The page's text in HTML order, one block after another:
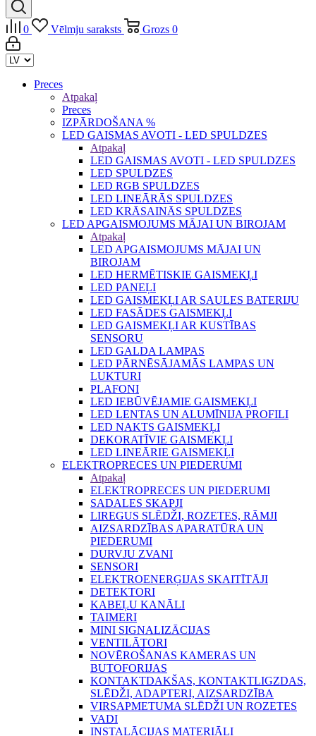
0 Vēlmju saraksts Grozs 0
Preces
Atpakaļ
Preces
IZPĀRDOŠANA %
LED GAISMAS AVOTI - LED SPULDZES
Atpakaļ
LED GAISMAS AVOTI - LED SPULDZES
LED SPULDZES
LED RGB SPULDZES
LED LINEĀRĀS SPULDZES
LED KRĀSAINĀS SPULDZES
LED APGAISMOJUMS MĀJAI UN BIROJAM
Atpakaļ
LED APGAISMOJUMS MĀJAI UN
BIROJAM
LED HERMĒTISKIE GAISMEKĻI
LED PANEĻI
LED GAISMEKĻI AR SAULES BATERIJU
LED FASĀDES GAISMEKĻI
LED GAISMEKĻI AR KUSTĪBAS
SENSORU
LED GALDA LAMPAS
LED PĀRNĒSĀJAMĀS LAMPAS UN
LUKTURI
PLAFONI
LED IEBŪVĒJAMIE GAISMEKĻI
LED LENTAS UN ALUMĪNIJA PROFILI
LED NAKTS GAISMEKĻI
DEKORATĪVIE GAISMEKĻI
LED LINEĀRIE GAISMEKĻI
ELEKTROPRECES UN PIEDERUMI
Atpakaļ
ELEKTROPRECES UN PIEDERUMI
SADALES SKAPJI
LIREGUS SLĒDŽI, ROZETES, RĀMJI
AIZSARDZĪBAS APARATŪRA UN
PIEDERUMI
DURVJU ZVANI
SENSORI
ELEKTROENERĢIJAS SKAITĪTĀJI
DETEKTORI
KABEĻU KANĀLI
TAIMERI
MINI SIGNALIZĀCIJAS
VENTILĀTORI
NOVĒROŠANAS KAMERAS UN
BUTOFORIJAS
KONTAKTDAKŠAS, KONTAKTLIGZDAS,
SLĒDŽI, ADAPTERI, AIZSARDZĪBA
VIRSAPMETUMA SLĒDŽI UN ROZETES
VADI
INSTALĀCIJAS MATERIĀLI